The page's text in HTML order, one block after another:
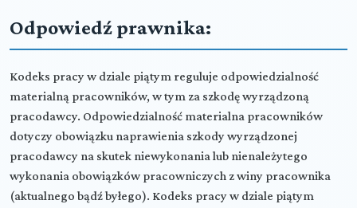
Odpowiedź prawnika:
Kodeks pracy w dziale piątym reguluje odpowiedzialność
materialną pracowników, w tym za szkodę wyrządzoną
pracodawcy. Odpowiedzialność materialna pracowników
dotyczy obowiązku naprawienia szkody wyrządzonej
pracodawcy na skutek niewykonania lub nienależytego
wykonania obowiązków pracowniczych z winy pracownika
(aktualnego bądź byłego). Kodeks pracy w dziale piątym